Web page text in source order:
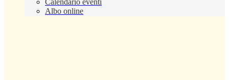
Calendario eventi
Albo online